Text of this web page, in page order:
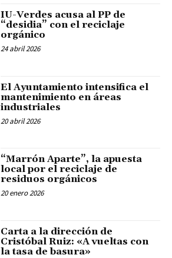
IU-Verdes acusa al PP de
“desidia” con el reciclaje
orgánico
24 abril 2026
El Ayuntamiento intensifica el
mantenimiento en áreas
industriales
20 abril 2026
“Marrón Aparte”, la apuesta
local por el reciclaje de
residuos orgánicos
20 enero 2026
Carta a la dirección de
Cristóbal Ruiz: «A vueltas con
la tasa de basura»